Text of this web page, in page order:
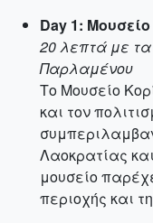
Day 1:
20 λεπτά με
Παρλαμένου
Το Μουσείο
και τον
Λαοκρατίας
μουσείο
περιοχής και